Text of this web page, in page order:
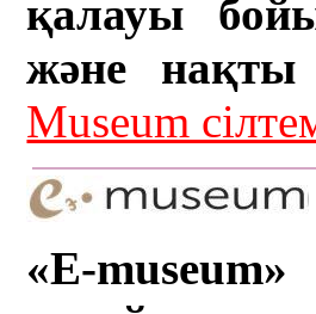
қалауы
және нақты
Museum
«E-